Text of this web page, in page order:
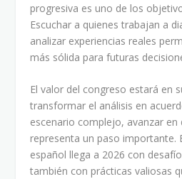
progresiva es uno de los
Escuchar a quienes trabajan a
analizar experiencias reales
más sólida para futuras
El valor del congreso estará en
transformar el análisis en
escenario complejo, avanzar en
representa un paso importante.
español llega a 2026 con
también con prácticas valiosas